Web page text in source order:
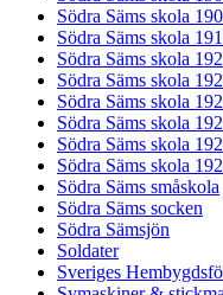
Södra Säms skola
Södra Säms skola
Södra Säms skola
Södra Säms skola
Södra Säms skola
Södra Säms skola
Södra Säms skola
Södra Säms skola
Södra Säms småskola
Södra Säms socken
Södra Sämsjön
Soldater
Sveriges